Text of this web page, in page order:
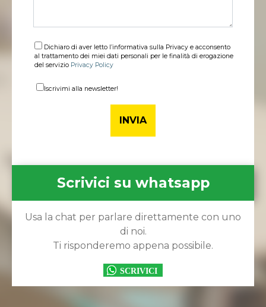
Dichiaro di aver letto l’informativa sulla Privacy e acconsento
al trattamento dei miei dati personali per le finalità di erogazione
del servizio Privacy Policy
Iscrivimi alla newsletter!
Scrivici su whatsapp
Usa la chat per parlare direttamente con uno
di noi.
Ti risponderemo appena possibile.